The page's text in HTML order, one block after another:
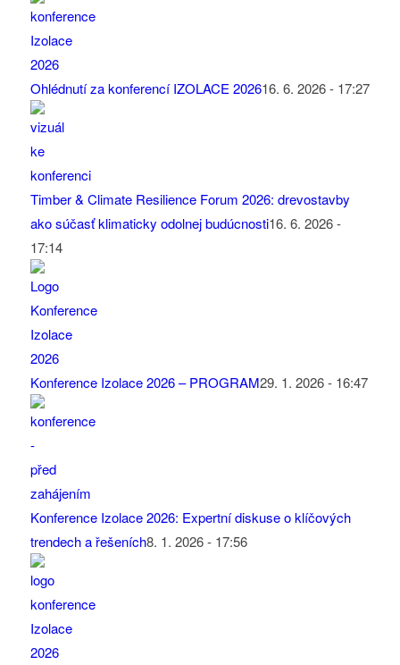
Ohlédnutí za konferencí IZOLACE 202616. 6. 2026 - 17:27
Timber & Climate Resilience Forum 2026: drevostavby
ako súčasť klimaticky odolnej budúcnosti16. 6. 2026 -
17:14
Konference Izolace 2026 – PROGRAM29. 1. 2026 - 16:47
Konference Izolace 2026: Expertní diskuse o klíčových
trendech a řešeních8. 1. 2026 - 17:56